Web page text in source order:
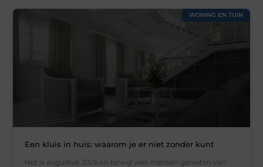
WONING EN TUIN
Een kluis in huis: waarom je er niet zonder kunt
Het is augustus 2026 en terwijl veel mensen genieten van